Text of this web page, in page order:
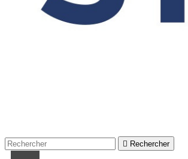
 Rechercher